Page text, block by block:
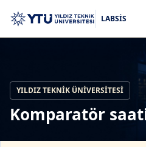
LABSİS
YILDIZ TEKNIK ÜNIVERSITESI
Komparatör